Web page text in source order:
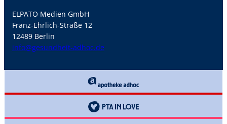
ELPATO Medien GmbH
Franz-Ehrlich-Straße 12
12489 Berlin
info@gesundheit-adhoc.de